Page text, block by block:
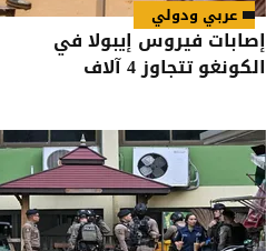
عربي ودولي
إصابات فيروس إيبولا في
الكونغو تتجاوز 4 آلاف